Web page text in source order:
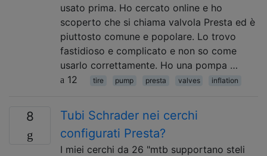
usato prima. Ho cercato online e ho
scoperto che si chiama valvola Presta ed è
piuttosto comune e popolare. Lo trovo
fastidioso e complicato e non so come
usarlo correttamente. Ho una pompa …
12
tire pump presta valves inflation
8
Tubi Schrader nei cerchi
configurati Presta?
I miei cerchi da 26 "mtb supportano steli